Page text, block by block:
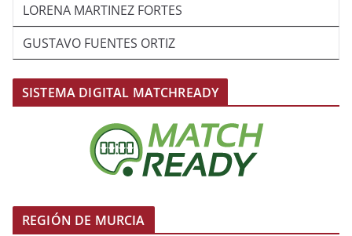
LORENA MARTINEZ FORTES
GUSTAVO FUENTES ORTIZ
SISTEMA DIGITAL MATCHREADY
REGIÓN DE MURCIA